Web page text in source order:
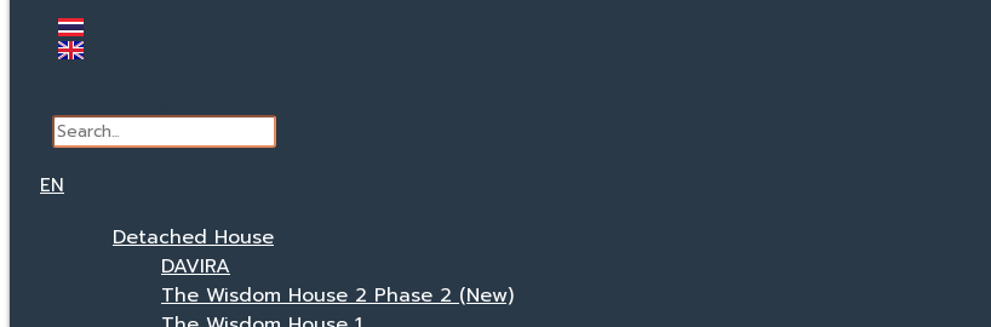
EN
Detached House
DAVIRA
The Wisdom House 2 Phase 2 (New)